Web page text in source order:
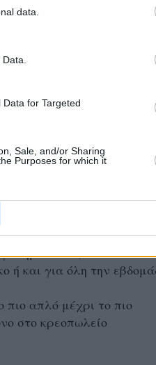
data.
for Targeted
Sale, and/or Sharing
Purposes for which it
στην οδό
σας
ή και για όλη την
απλό μέχρι το πιο
στο κρεοπωλείο